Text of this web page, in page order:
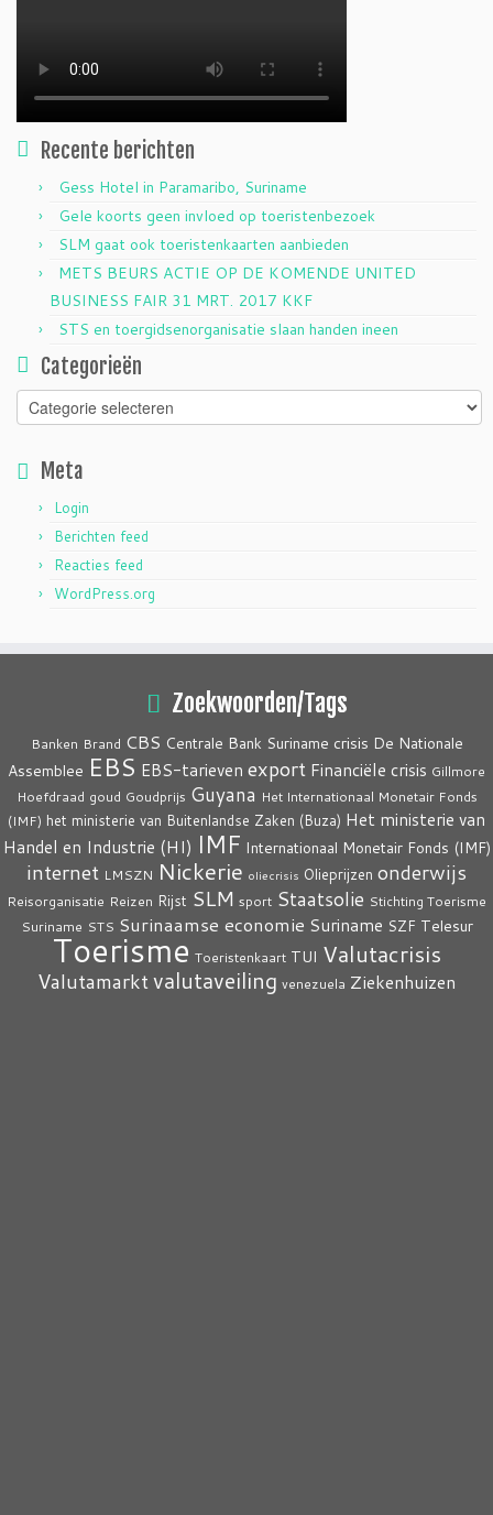
Recente berichten
Gess Hotel in Paramaribo, Suriname
Gele koorts geen invloed op toeristenbezoek
SLM gaat ook toeristenkaarten aanbieden
METS BEURS ACTIE OP DE KOMENDE UNITED
BUSINESS FAIR 31 MRT. 2017 KKF
STS en toergidsenorganisatie slaan handen ineen
Categorieën
Categorieën
Meta
Login
Berichten feed
Reacties feed
WordPress.org
Zoekwoorden/Tags
Banken Brand CBS Centrale Bank Suriname crisis De Nationale
Assemblee EBS EBS-tarieven export Financiële crisis Gillmore
Hoefdraad goud Goudprijs Guyana Het Internationaal Monetair Fonds
(IMF) het ministerie van Buitenlandse Zaken (Buza) Het ministerie van
Handel en Industrie (HI) IMF Internationaal Monetair Fonds (IMF)
internet LMSZN Nickerie oliecrisis Olieprijzen onderwijs
Reisorganisatie Reizen Rijst SLM sport Staatsolie Stichting Toerisme
Suriname STS Surinaamse economie Suriname SZF Telesur
Toerisme Toeristenkaart TUI Valutacrisis
Valutamarktvalutaveiling venezuela Ziekenhuizen